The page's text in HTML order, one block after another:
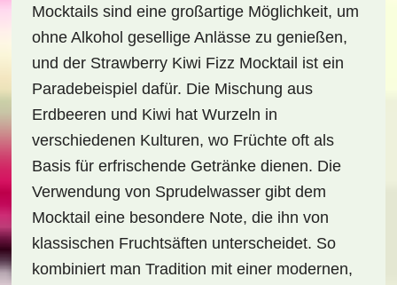
Mocktails sind eine großartige Möglichkeit, um
ohne Alkohol gesellige Anlässe zu genießen,
und der Strawberry Kiwi Fizz Mocktail ist ein
Paradebeispiel dafür. Die Mischung aus
Erdbeeren und Kiwi hat Wurzeln in
verschiedenen Kulturen, wo Früchte oft als
Basis für erfrischende Getränke dienen. Die
Verwendung von Sprudelwasser gibt dem
Mocktail eine besondere Note, die ihn von
klassischen Fruchtsäften unterscheidet. So
kombiniert man Tradition mit einer modernen,